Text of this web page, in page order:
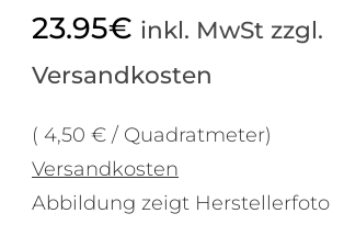
23.95€ inkl. MwSt zzgl.
Versandkosten
( 4,50 € / Quadratmeter)
Versandkosten
Abbildung zeigt Herstellerfoto